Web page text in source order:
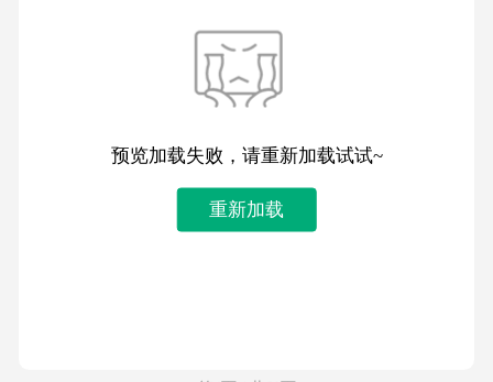
预览加载失败，请重新加载试试~
重新加载